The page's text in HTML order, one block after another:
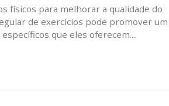
físicos para melhorar a qualidade do
de exercícios pode promover um
que eles oferecem....